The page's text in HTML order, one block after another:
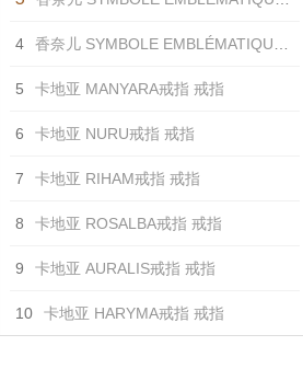
4 香奈儿 SYMBOLE EMBLÉMATIQUE蓝色戒指 戒指
5 卡地亚 MANYARA戒指 戒指
6 卡地亚 NURU戒指 戒指
7 卡地亚 RIHAM戒指 戒指
8 卡地亚 ROSALBA戒指 戒指
9 卡地亚 AURALIS戒指 戒指
10 卡地亚 HARYMA戒指 戒指